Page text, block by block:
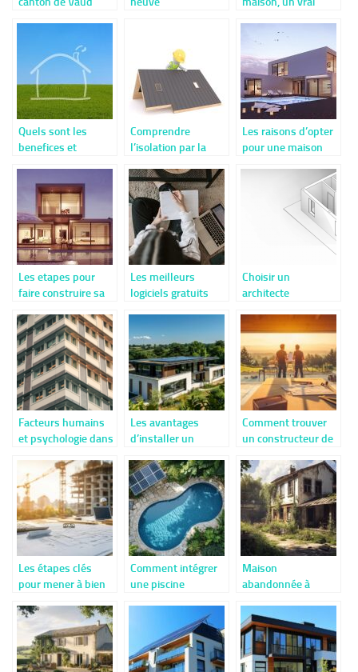
Quels sont les
benefices et
preteur
hypothecaire prive ?
Comprendre
l’isolation par la
Les raisons d’opter
pour une maison
Les etapes pour
faire construire sa
Les meilleurs
logiciels gratuits
d’une maison
Choisir un
architecte
travaux
Facteurs humains
et psychologie dans
immobiliere : une
perception de la
valeur
Les avantages
d’installer un
photovoltaïque à
Angers pour réduire
votre facture
énergétique
Comment trouver
un constructeur de
offrant des
garanties solides
Les étapes clés
pour mener à bien
faisabilité d’un
projet de
construction
Comment intégrer
une piscine
écologique à votre
Maison
abandonnée à
réhabilitation
devient un geste
pour
l’environnement